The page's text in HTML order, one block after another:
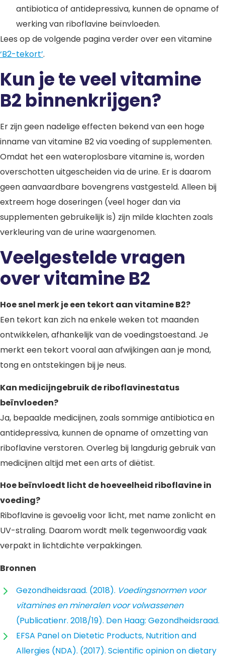
antibiotica of antidepressiva, kunnen de opname of
werking van riboflavine beïnvloeden.
Lees op de volgende pagina verder over een vitamine
‘B2-tekort’.
Kun je te veel vitamine
B2 binnenkrijgen?
Er zijn geen nadelige effecten bekend van een hoge
inname van vitamine B2 via voeding of supplementen.
Omdat het een wateroplosbare vitamine is, worden
overschotten uitgescheiden via de urine. Er is daarom
geen aanvaardbare bovengrens vastgesteld. Alleen bij
extreem hoge doseringen (veel hoger dan via
supplementen gebruikelijk is) zijn milde klachten zoals
verkleuring van de urine waargenomen.
Veelgestelde vragen
over vitamine B2
Hoe snel merk je een tekort aan vitamine B2?
Een tekort kan zich na enkele weken tot maanden
ontwikkelen, afhankelijk van de voedingstoestand. Je
merkt een tekort vooral aan afwijkingen aan je mond,
tong en ontstekingen bij je neus.
Kan medicijngebruik de riboflavinestatus
beïnvloeden?
Ja, bepaalde medicijnen, zoals sommige antibiotica en
antidepressiva, kunnen de opname of omzetting van
riboflavine verstoren. Overleg bij langdurig gebruik van
medicijnen altijd met een arts of diëtist.
Hoe beïnvloedt licht de hoeveelheid riboflavine in
voeding?
Riboflavine is gevoelig voor licht, met name zonlicht en
UV-straling. Daarom wordt melk tegenwoordig vaak
verpakt in lichtdichte verpakkingen.
Bronnen
Gezondheidsraad. (2018). Voedingsnormen voor
vitamines en mineralen voor volwassenen
(Publicatienr. 2018/19). Den Haag: Gezondheidsraad.
EFSA Panel on Dietetic Products, Nutrition and
Allergies (NDA). (2017). Scientific opinion on dietary